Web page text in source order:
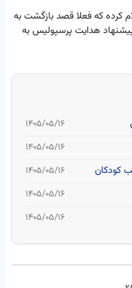
کرده که فعلا قصد بازگشت به
پیشنهاد هدایت پرسپولیس به
۱۴۰۵/۰۵/۱۶
۱۴۰۵/۰۵/۱۶
۱۴۰۵/۰۵/۱۶
۱۴۰۵/۰۵/۱۶
۱۴۰۵/۰۵/۱۶